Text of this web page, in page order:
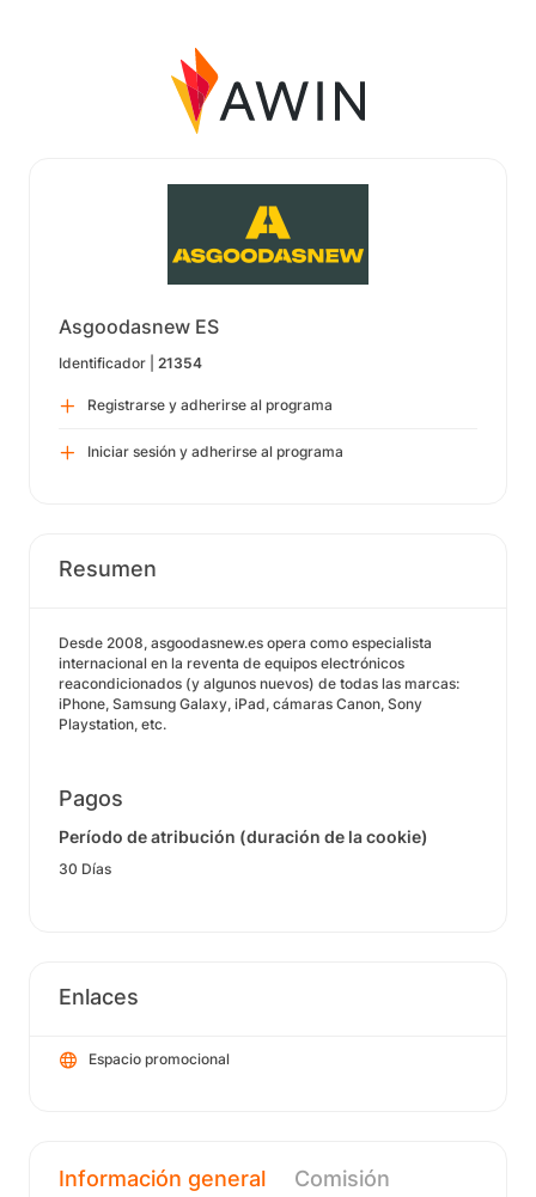
Asgoodasnew ES
Identificador | 21354
Registrarse y adherirse al programa
Iniciar sesión y adherirse al programa
Resumen
Desde 2008, asgoodasnew.es opera como especialista
internacional en la reventa de equipos electrónicos
reacondicionados (y algunos nuevos) de todas las marcas:
iPhone, Samsung Galaxy, iPad, cámaras Canon, Sony
Playstation, etc.
Pagos
Período de atribución (duración de la cookie)
30 Días
Enlaces
Espacio promocional
Información general Comisión